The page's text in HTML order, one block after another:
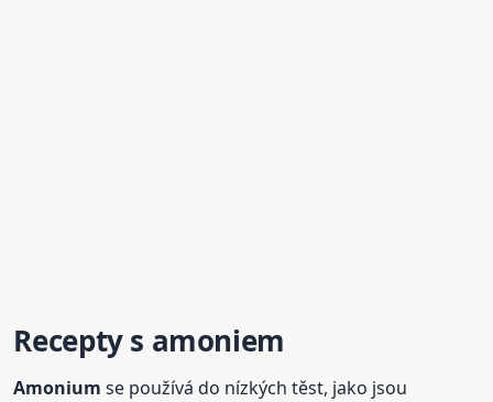
Recepty s amoniem
Amonium se používá do nízkých těst, jako jsou